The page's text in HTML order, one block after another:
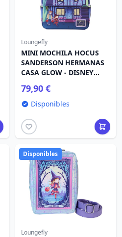
Loungefly
MINI MOCHILA HOCUS
SANDERSON HERMANAS
CASA GLOW - DISNEY
79,90 €
Disponibles
Disponibles
Loungefly